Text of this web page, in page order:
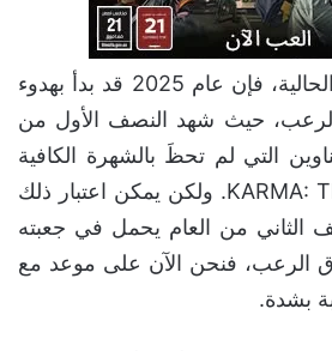
وبناءً على المعطيات الحالية، فإن عام 2025 قد بدأ بهدوء
حيث شهد النصف الأول من
التي لم تحظَ بالشهرة الكافية
مثل KARMA: The Dark World. ولكن يمكن اعتبار ذلك
الثاني من العام يحمل في جعبته
الرعب، فنحن الآن على موعد مع
بشدة.